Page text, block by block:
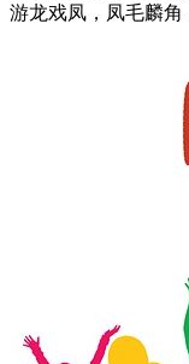
游龙戏凤，凤毛麟角